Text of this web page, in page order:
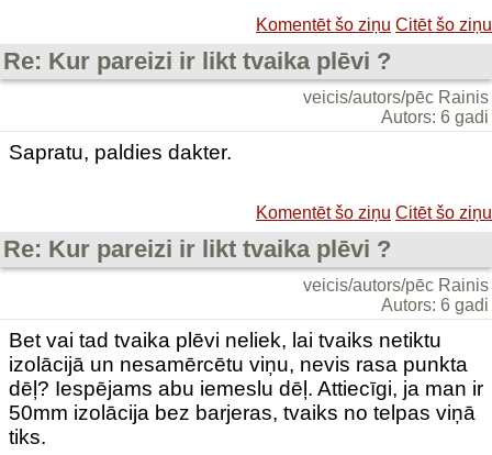
Komentēt šo ziņu Citēt šo ziņu
Re: Kur pareizi ir likt tvaika plēvi ?
veicis/autors/pēc Rainis
Autors: 6 gadi
Sapratu, paldies dakter.
Komentēt šo ziņu Citēt šo ziņu
Re: Kur pareizi ir likt tvaika plēvi ?
veicis/autors/pēc Rainis
Autors: 6 gadi
Bet vai tad tvaika plēvi neliek, lai tvaiks netiktu
izolācijā un nesamērcētu viņu, nevis rasa punkta
dēļ? Iespējams abu iemeslu dēļ. Attiecīgi, ja man ir
50mm izolācija bez barjeras, tvaiks no telpas viņā
tiks.